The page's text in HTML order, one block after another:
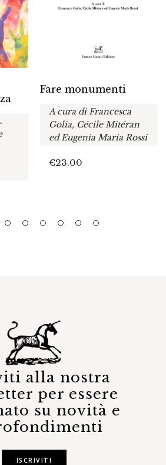
Fare monumenti
A cura di Francesca
Golia, Cécile Mitéran
ed Eugenia Maria Rossi
€23.00
alla nostra
per essere
su novità e
ISCRIVITI